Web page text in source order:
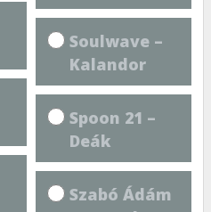
Soulwave –
Kalandor
Spoon 21 –
Deák
Szabó Ádám